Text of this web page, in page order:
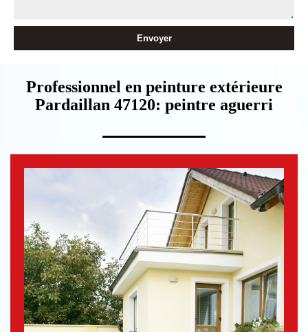
Professionnel en peinture extérieure
Pardaillan 47120: peintre aguerri